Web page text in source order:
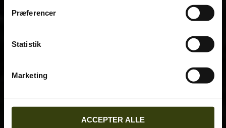
Præferencer
Statistik
Marketing
ACCEPTER ALLE